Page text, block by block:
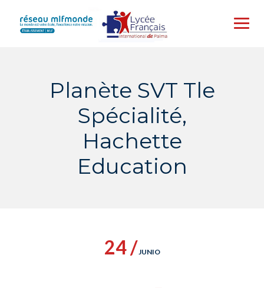
content
Planète SVT Tle
Spécialité,
Hachette
Education
24 /JUNIO